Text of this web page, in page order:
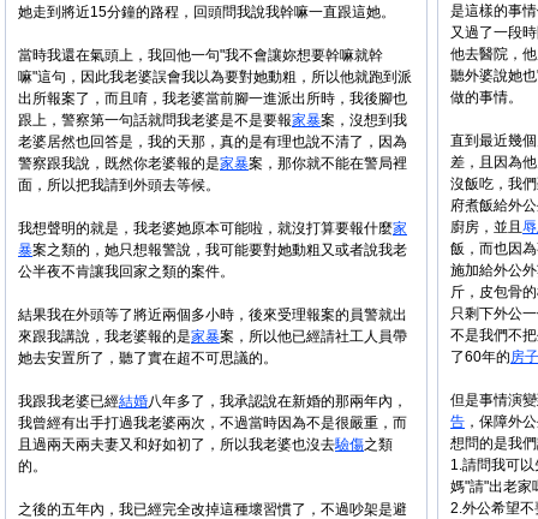
她走到將近15分鐘的路程，回頭問我說我幹嘛一直跟這她。
當時我還在氣頭上，我回他一句"我不會讓妳想要幹嘛就幹
嘛"這句，因此我老婆誤會我以為要對她動粗，所以他就跑到派
出所報案了，而且唷，我老婆當前腳一進派出所時，我後腳也
跟上，警察第一句話就問我老婆是不是要報家暴案，沒想到我
老婆居然也回答是，我的天那，真的是有理也說不清了，因為
警察跟我說，既然你老婆報的是家暴案，那你就不能在警局裡
面，所以把我請到外頭去等候。
我想聲明的就是，我老婆她原本可能啦，就沒打算要報什麼家
暴案之類的，她只想報警說，我可能要對她動粗又或者說我老
公半夜不肯讓我回家之類的案件。
結果我在外頭等了將近兩個多小時，後來受理報案的員警就出
來跟我講說，我老婆報的是家暴案，所以他已經請社工人員帶
她去安置所了，聽了實在超不可思議的。
我跟我老婆已經結婚八年多了，我承認說在新婚的那兩年內，
我曾經有出手打過我老婆兩次，不過當時因為不是很嚴重，而
且過兩天兩夫妻又和好如初了，所以我老婆也沒去驗傷之類
的。
之後的五年內，我已經完全改掉這種壞習慣了，不過吵架是避
是這樣的事
又過了一段
他去醫院，
聽外婆說她
做的事情。
直到最近幾
差，且因為
沒飯吃，我
府煮飯給外
廚房，並且
飯，而也因
施加給外公
斤，皮包骨
只剩下外公
不是我們不
了60年的房子
但是事情演
告 ，保障外
想問的是我
1.請問我可
媽"請"出老家
2.外公希望不